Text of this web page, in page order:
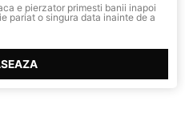
e pierzator primesti banii inapoi
pariat o singura data inainte de a